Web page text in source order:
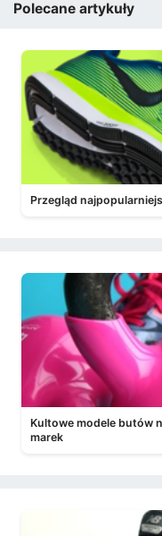
Polecane artykuły
Przegląd
Kultowe modele butów
marek